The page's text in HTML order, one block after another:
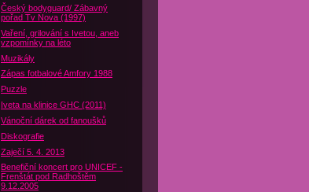
Český bodyguard/ Zábavný
pořad Tv Nova (1997)
Vaření, grilování s Ivetou, aneb
vzpomínky na léto
Muzikály
Zápas fotbalové Amfory 1988
Puzzle
Iveta na klinice GHC (2011)
Vánoční dárek od fanoušků
Diskografie
Zaječí 5. 4. 2013
Benefiční koncert pro UNICEF -
Frenštát pod Radhoštěm
9.12.2005